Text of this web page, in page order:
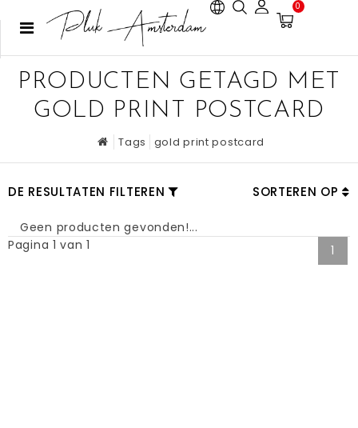
0
PRODUCTEN GETAGD MET
GOLD PRINT POSTCARD
Tags gold print postcard
DE RESULTATEN FILTEREN SORTEREN OP
Geen producten gevonden!...
Pagina 1 van 1
1